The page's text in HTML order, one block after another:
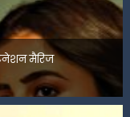
मैरिज